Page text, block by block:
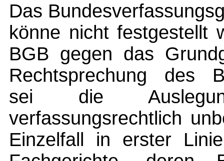
Das
könne nicht festgestellt
BGB gegen das
Rechtsprechung des
sei die
verfassungsrechtlich
Einzelfall in erster